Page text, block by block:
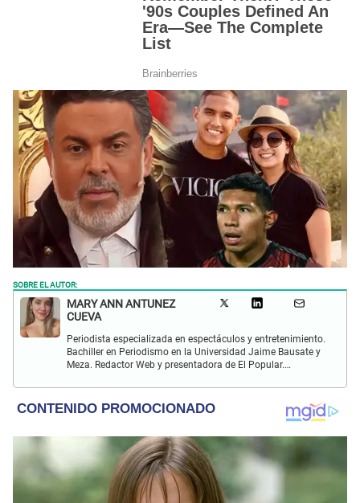
SOBRE EL AUTOR:
MARY ANN ANTUNEZ
CUEVA
Periodista especializada en espectáculos y entretenimiento.
Bachiller en Periodismo en la Universidad Jaime Bausate y
Meza. Redactor Web y presentadora de El Popular.
y espectáculos internacional.